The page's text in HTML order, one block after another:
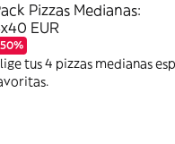
Pizzas Medianas:
EUR
tus 4 pizzas medianas